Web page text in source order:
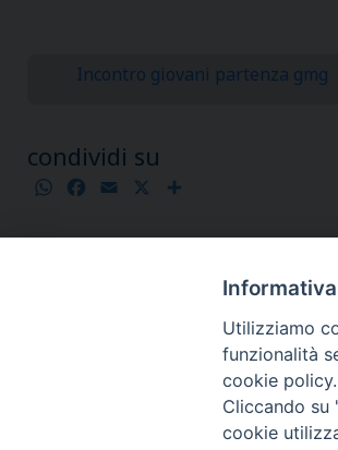
Incontro giovani partenza gmg
condividi su
WhatsApp
Facebook
Email
Informativa
Utilizziamo
funzionalità
cookie policy.
Cliccando su
cookie